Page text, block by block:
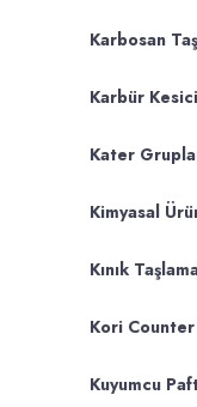
Karbosan
Karbür
Kater
Kimyasal
Kınık
Kori
Kuyumcu